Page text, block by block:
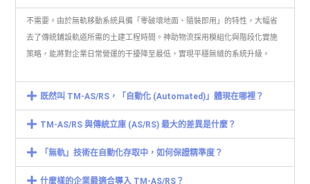
不需要。由於無軌移動系統具備「零破壞地面、隨裝即用」的特性，大幅省
去了傳統鋪設軌道所需的土建工程時間。神助物流採用模組化與階段化實施
策略，能將對企業日常營運的干擾降至最低，實現平穩無縫的系統升級。
既然叫 TM-AS/RS，「自動化 (Automated)」體現在哪裡？
TM-AS/RS 與傳統立庫 (AS/RS) 最大的差異是什麼？
「無軌」技術在自動化存取中，如何保證精準度？
什麼樣的企業最適合導入 TM-AS/RS？